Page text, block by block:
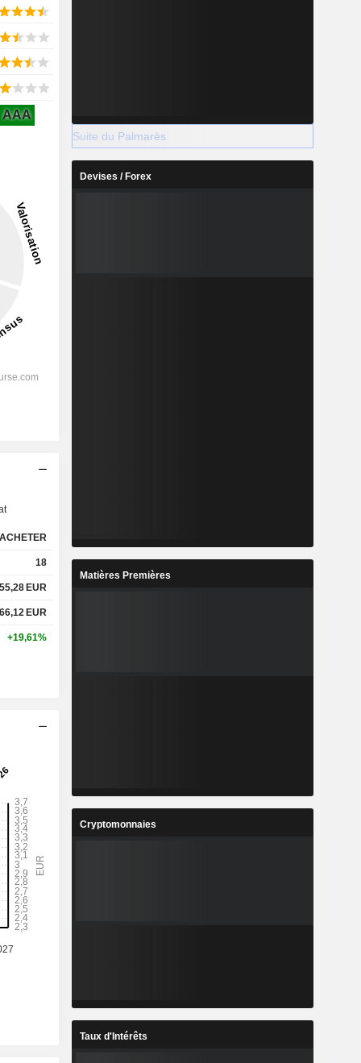
AAA
ACHETER
18
55,28 EUR
66,12 EUR
+19,61%
Suite du Palmarès
Devises / Forex
Matières Premières
Cryptomonnaies
Taux d'Intérêts